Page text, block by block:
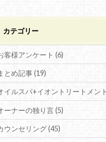
カテゴリー
客様アンケート (6)
とめ記事 (19)
イルスパ+イオントリートメン
ーナーの独り言 (5)
ウンセリング (45)